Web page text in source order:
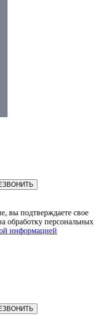
вы подтверждаете свое
обработку персональных
информацией